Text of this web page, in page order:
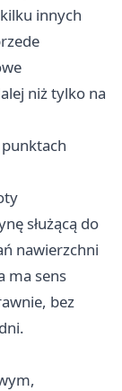
innych
niż tylko na
służącą do
nawierzchni
ma sens
bez